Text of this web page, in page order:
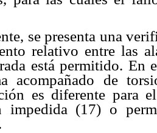
se presenta una
relativo entre las
está permitido. En
acompañado de
es diferente para
impedida (17) o